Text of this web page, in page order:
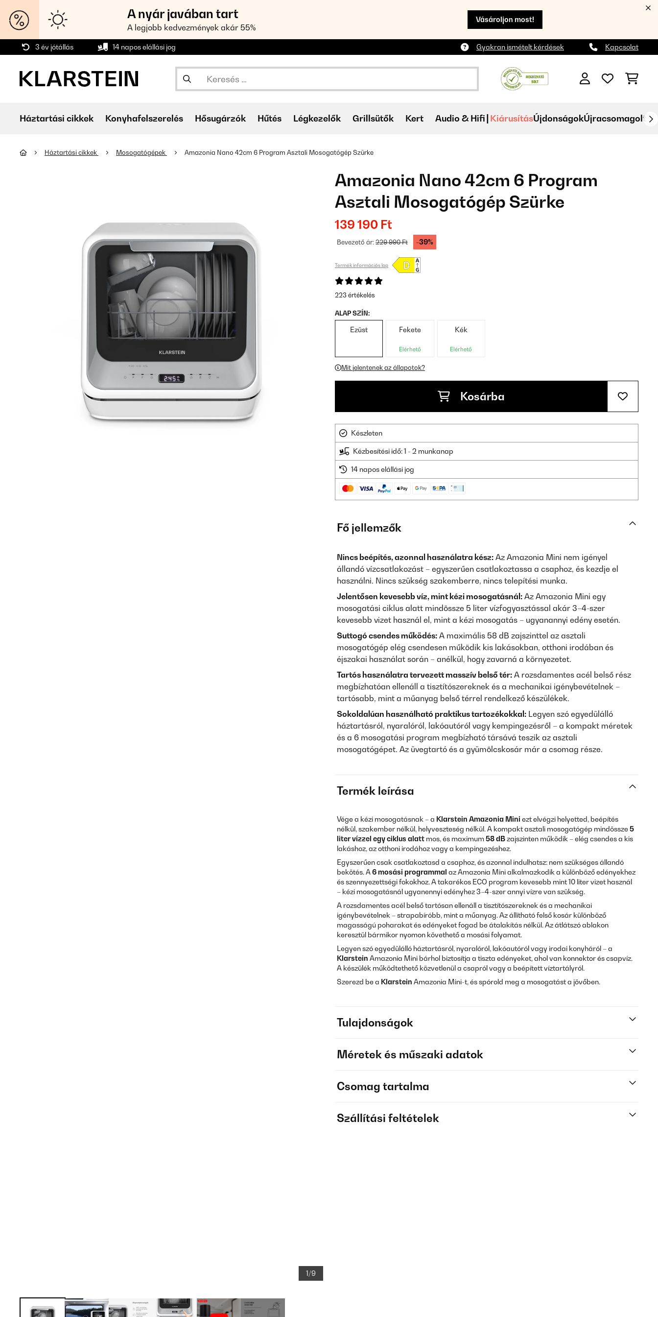
A nyár javában tart
A legjobb kedvezmények akár 55%
Vásároljon most!
3 év jótállás 14 napos elállási jog Gyakran ismételt kérdések Kapcsolat
Háztartási cikkek Konyhafelszerelés Hősugárzók Hűtés Légkezelők Grillsütők Kert Audio & Hifi KiárusításÚjdonságokÚjracsomagolt
Háztartási cikkek Mosogatógépek Amazonia Nano 42cm 6 Program Asztali Mosogatógép Szürke
1/9
Amazonia Nano 42cm 6 Program
Asztali Mosogatógép Szürke
139 190 Ft
Bevezető ár:229 990 Ft -39%
Termék információs lap
223 értékelés
ALAP SZÍN:
Ezüst Fekete
Elérhető
Kék
Elérhető
Mit jelentenek az állapotok?
Kosárba
Készleten
Kézbesítési idő: 1 - 2 munkanap
14 napos elállási jog
Fő jellemzők
Nincs beépítés, azonnal használatra kész: Az Amazonia Mini nem igényel
állandó vízcsatlakozást – egyszerűen csatlakoztassa a csaphoz, és kezdje el
használni. Nincs szükség szakemberre, nincs telepítési munka.
Jelentősen kevesebb víz, mint kézi mosogatásnál: Az Amazonia Mini egy
mosogatási ciklus alatt mindössze 5 liter vízfogyasztással akár 3–4-szer
kevesebb vizet használ el, mint a kézi mosogatás – ugyanannyi edény esetén.
Suttogó csendes működés: A maximális 58 dB zajszinttel az asztali
mosogatógép elég csendesen működik kis lakásokban, otthoni irodában és
éjszakai használat során – anélkül, hogy zavarná a környezetet.
Tartós használatra tervezett masszív belső tér: A rozsdamentes acél belső rész
megbízhatóan ellenáll a tisztítószereknek és a mechanikai igénybevételnek –
tartósabb, mint a műanyag belső térrel rendelkező készülékek.
Sokoldalúan használható praktikus tartozékokkal: Legyen szó egyedülálló
háztartásról, nyaralóról, lakóautóról vagy kempingezésről – a kompakt méretek
és a 6 mosogatási program megbízható társává teszik az asztali
mosogatógépet. Az üvegtartó és a gyümölcskosár már a csomag része.
Termék leírása
Vége a kézi mosogatásnak – a Klarstein Amazonia Mini ezt elvégzi helyetted, beépítés
nélkül, szakember nélkül, helyveszteség nélkül. A kompakt asztali mosogatógép mindössze5
liter vízzel egy ciklus alatt mos, és maximum 58 dBzajszinten működik – elég csendes a kis
lakáshoz, az otthoni irodához vagy a kempingezéshez.
Egyszerűen csak csatlakoztasd a csaphoz, és azonnal indulhatsz: nem szükséges állandó
bekötés. A6 mosási programmal az Amazonia Mini alkalmazkodik a különböző edényekhez
és szennyezettségi fokokhoz. A takarékos ECO program kevesebb mint 10 liter vizet használ
– kézi mosogatásnál ugyanennyi edényhez 3–4-szer annyi vízre van szükség.
A rozsdamentes acél belső tartósan ellenáll a tisztítószereknek és a mechanikai
igénybevételnek – strapabíróbb, mint a műanyag. Az állítható felső kosár különböző
magasságú poharakat és edényeket fogad be átalakítás nélkül. Az átlátszó ablakon
keresztül bármikor nyomon követhető a mosási folyamat.
Legyen szó egyedülálló háztartásról, nyaralóról, lakóautóról vagy irodai konyháról – a
Klarstein Amazonia Mini bárhol biztosítja a tiszta edényeket, ahol van konnektor és csapvíz.
A készülék működtethető közvetlenül a csapról vagy a beépített víztartályról.
Szerezd be a Klarstein Amazonia Mini-t, és spórold meg a mosogatást a jövőben.
Tulajdonságok
Méretek és műszaki adatok
Csomag tartalma
Szállítási feltételek